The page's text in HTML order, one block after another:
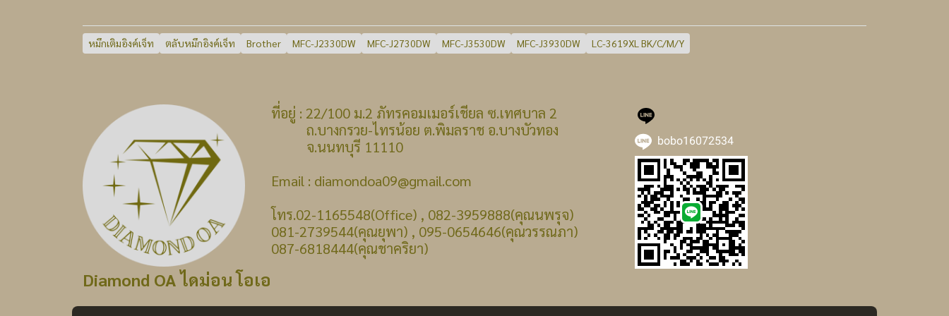
หมึกเติมอิงค์เจ็ท ตลับหมึกอิงค์เจ็ท Brother MFC-J2330DW MFC-J2730DW MFC-J3530DW MFC-J3930DW LC-3619XL BK/C/M/Y
Diamond OA ไดม่อน โอเอ
ที่อยู่ : 22/100 ม.2 ภัทรคอมเมอร์เชียล ซ.เทศบาล 2
ถ.บางกรวย-ไทรน้อย ต.พิมลราช อ.บางบัวทอง
จ.นนทบุรี 11110
Email : diamondoa09@gmail.com
โทร.02-1165548(Office) , 082-3959888(คุณนพรุจ)
081-2739544(คุณยุพา) , 095-0654646(คุณวรรณภา)
087-6818444(คุณชาคริยา)
bobo16072534